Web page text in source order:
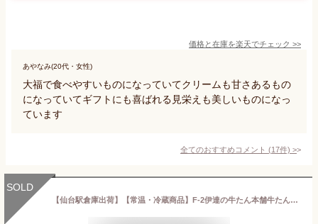
価格と在庫を楽天でチェック >>
あやなみ(20代・女性)
大福で食べやすいものになっていてクリームも甘さあるもの
になっていてギフトにも喜ばれる見栄えも美しいものになっ
ています
全てのおすすめコメント (17件) >
SOLD
【仙台駅倉庫出荷】【常温・冷蔵商品】F-2伊達の牛たん本舗牛たんせんべい2枚×16袋[東北 お土産 みやげ 東北みやげ][お菓子 牛たん グルメ おとりよせ] お取り寄せ ギフト プレゼント 御歳暮 内祝い のし不可